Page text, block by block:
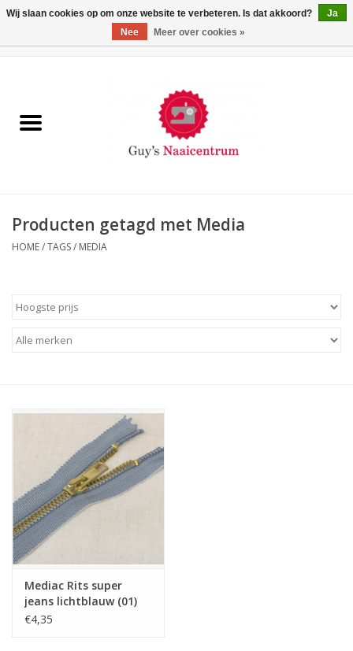
Machines
Paspoppen
Opbergsystemen
Breien en haken
Handwerk
Workshop
Sale / Coupons
Producten getagd met Media
HOME/TAGS/ MEDIA
Mediac Rits super
jeans lichtblauw (01)
30cm
€4,35
Wij slaan cookies op om onze website te verbeteren. Is dat akkoord?
Ja
Nee
Meer over cookies »